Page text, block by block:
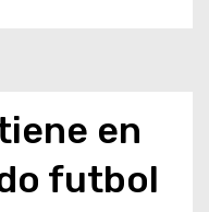
en
futbol